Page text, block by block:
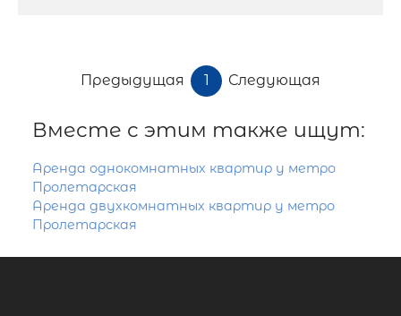
Предыдущая 1 Следующая
Вместе с этим также ищут:
Аренда однокомнатных квартир у метро
Пролетарская
Аренда двухкомнатных квартир у метро
Пролетарская